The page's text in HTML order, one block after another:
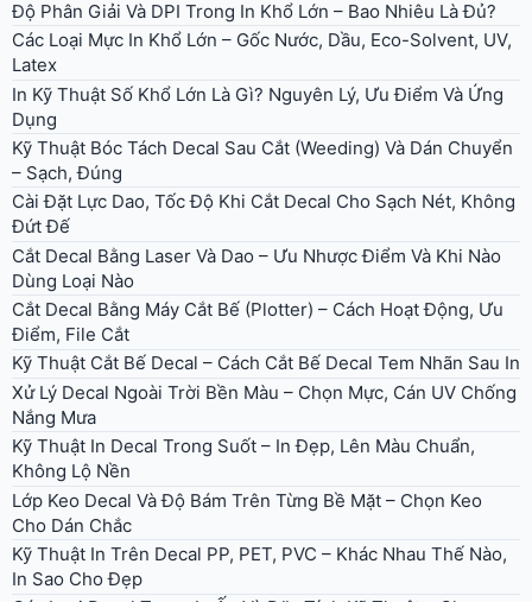
Độ Phân Giải Và DPI Trong In Khổ Lớn – Bao Nhiêu Là Đủ?
Các Loại Mực In Khổ Lớn – Gốc Nước, Dầu, Eco-Solvent, UV,
Latex
In Kỹ Thuật Số Khổ Lớn Là Gì? Nguyên Lý, Ưu Điểm Và Ứng
Dụng
Kỹ Thuật Bóc Tách Decal Sau Cắt (Weeding) Và Dán Chuyển
– Sạch, Đúng
Cài Đặt Lực Dao, Tốc Độ Khi Cắt Decal Cho Sạch Nét, Không
Đứt Đế
Cắt Decal Bằng Laser Và Dao – Ưu Nhược Điểm Và Khi Nào
Dùng Loại Nào
Cắt Decal Bằng Máy Cắt Bế (Plotter) – Cách Hoạt Động, Ưu
Điểm, File Cắt
Kỹ Thuật Cắt Bế Decal – Cách Cắt Bế Decal Tem Nhãn Sau In
Xử Lý Decal Ngoài Trời Bền Màu – Chọn Mực, Cán UV Chống
Nắng Mưa
Kỹ Thuật In Decal Trong Suốt – In Đẹp, Lên Màu Chuẩn,
Không Lộ Nền
Lớp Keo Decal Và Độ Bám Trên Từng Bề Mặt – Chọn Keo
Cho Dán Chắc
Kỹ Thuật In Trên Decal PP, PET, PVC – Khác Nhau Thế Nào,
In Sao Cho Đẹp